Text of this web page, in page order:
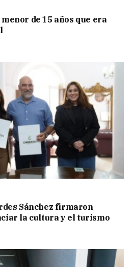
de 15 años que era
Sánchez firmaron
la cultura y el turismo